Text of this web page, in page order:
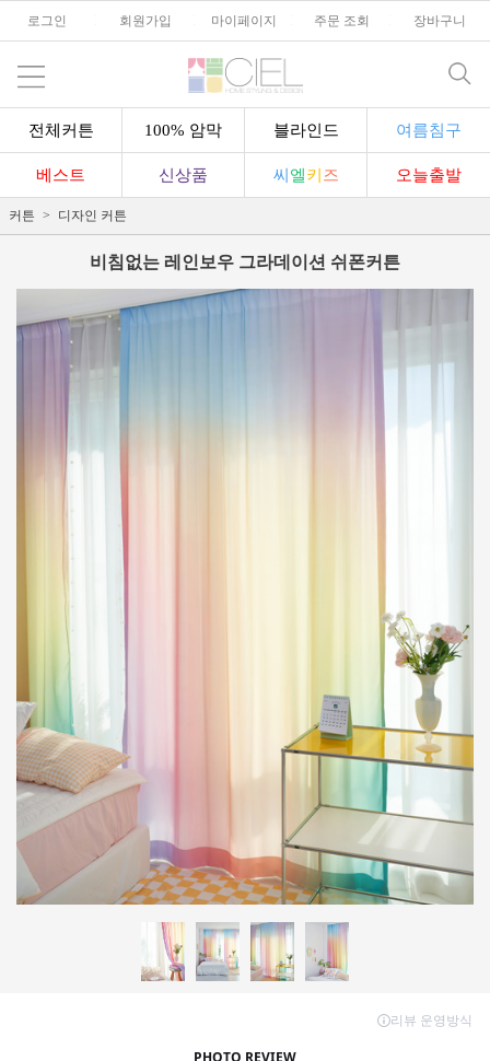
로그인 회원가입 마이페이지 주문 조회 장바구니
전체커튼 100% 암막 블라인드 여름침구
베스트 신상품 씨 엘키 즈 오늘출발
커튼 디자인 커튼
비침없는 레인보우 그라데이션 쉬폰커튼